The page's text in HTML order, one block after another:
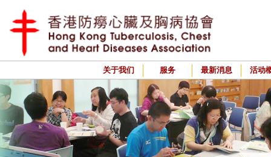
关于我们 服务 最新消息 活动